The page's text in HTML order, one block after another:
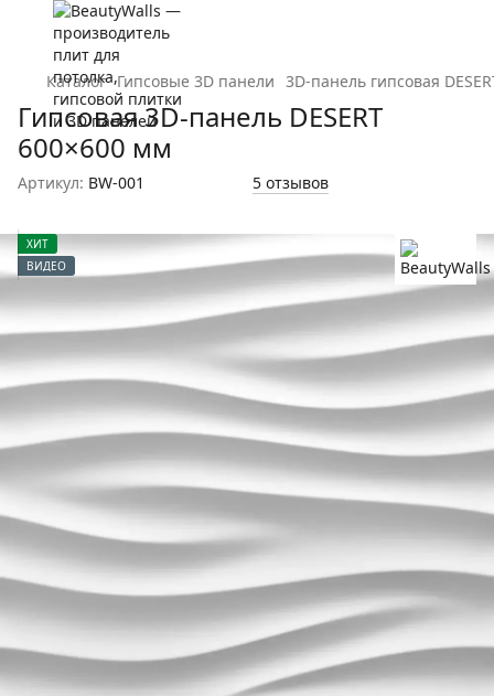
Каталог Гипсовые 3D панели 3D-панель гипсовая
Гипсовая 3D-панель DESERT
600×600 мм
Артикул: BW-001 5 отзывов
ХИТ
ВИДЕО